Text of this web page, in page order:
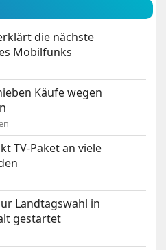
die nächste
Mobilfunks
Käufe wegen
TV-Paket an viele
Landtagswahl in
gestartet